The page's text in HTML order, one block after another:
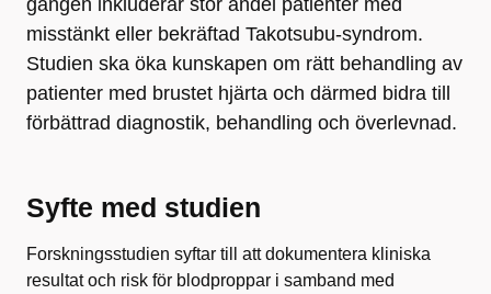
gången inkluderar stor andel patienter med
misstänkt eller bekräftad Takotsubu-syndrom.
Studien ska öka kunskapen om rätt behandling av
patienter med brustet hjärta och därmed bidra till
förbättrad diagnostik, behandling och överlevnad.
Syfte med studien
Forskningsstudien syftar till att dokumentera kliniska
resultat och risk för blodproppar i samband med